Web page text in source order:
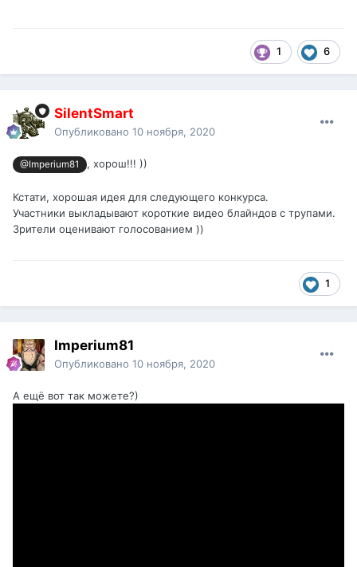
1 6
SilentSmart
Опубликовано 10 ноября, 2020
@Imperium81 , хорош!!! ))
Кстати, хорошая идея для следующего конкурса.
Участники выкладывают короткие видео блайндов с трупами.
Зрители оценивают голосованием ))
1
Imperium81
Опубликовано 10 ноября, 2020
А ещё вот так можете?)